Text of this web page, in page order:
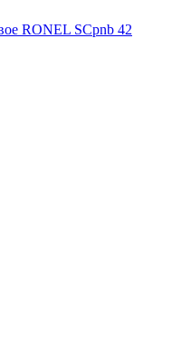
RONEL SCpnb 42